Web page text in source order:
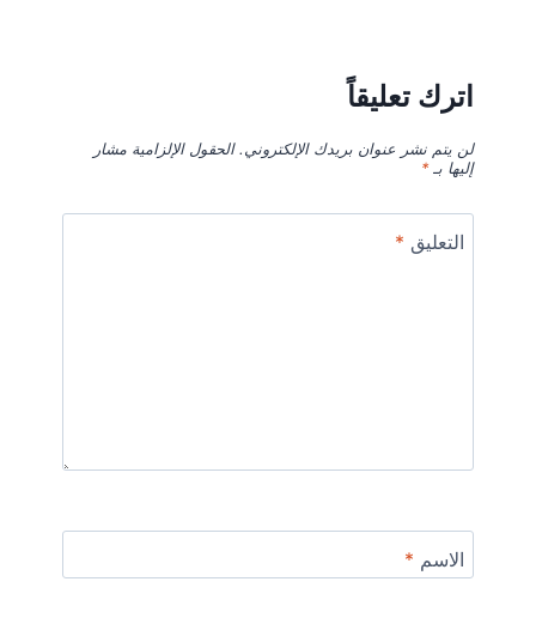
اترك تعليقاً
لن يتم نشر عنوان بريدك الإلكتروني. الحقول الإلزامية مشار
إليها بـ*
التعليق *
الاسم *